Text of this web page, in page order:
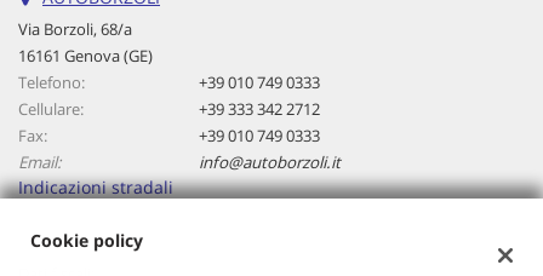
Via Borzoli, 68/a
16161 Genova (GE)
Telefono:
+39 010 749 0333
Cellulare:
+39 333 342 2712
Fax:
+39 010 749 0333
Email:
info@autoborzoli.it
Indicazioni stradali
Cookie policy
questi
strumenti
di
tracciamento
si
rimanda
alla
cookie
Puoi